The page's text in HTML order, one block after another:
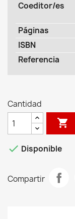
Coeditor/es
Páginas
ISBN
Referencia
Cantidad

 Disponible
Compartir